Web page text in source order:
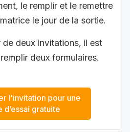
le remplir et le remettre
le jour de la sortie.
de deux invitations, il est
deux formulaires.
l'invitation pour une
d’essai gratuite